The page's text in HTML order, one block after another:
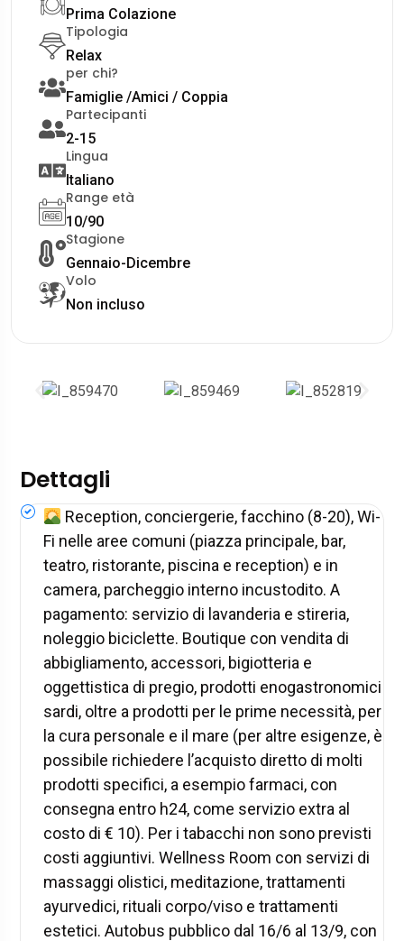
Prima Colazione
Tipologia
Relax
per chi?
Famiglie /Amici / Coppia
Partecipanti
2-15
Lingua
Italiano
Range età
10/90
Stagione
Gennaio-Dicembre
Volo
Non incluso
Dettagli
Reception, conciergerie, facchino (8-20), Wi-
Fi nelle aree comuni (piazza principale, bar,
teatro, ristorante, piscina e reception) e in
camera, parcheggio interno incustodito. A
pagamento: servizio di lavanderia e stireria,
noleggio biciclette. Boutique con vendita di
abbigliamento, accessori, bigiotteria e
oggettistica di pregio, prodotti enogastronomici
sardi, oltre a prodotti per le prime necessità, per
la cura personale e il mare (per altre esigenze, è
possibile richiedere l’acquisto diretto di molti
prodotti specifici, a esempio farmaci, con
consegna entro h24, come servizio extra al
costo di € 10). Per i tabacchi non sono previsti
costi aggiuntivi. Wellness Room con servizi di
massaggi olistici, meditazione, trattamenti
ayurvedici, rituali corpo/viso e trattamenti
estetici. Autobus pubblico dal 16/6 al 13/9, con